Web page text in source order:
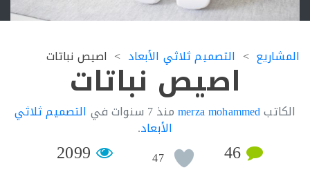
التصميم ثلاثي الأبعاد اصيص نباتات
اصيص نباتات
merza mohammedمنذ7 سنوات فيالتصميم ثلاثي
الأبعاد.
46
47
2099